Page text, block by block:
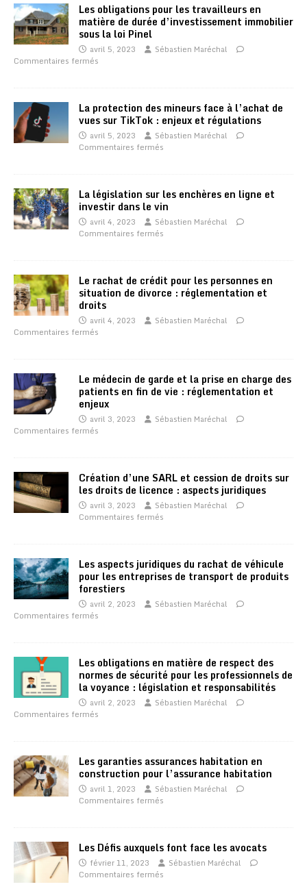
Les obligations pour les travailleurs en
matière de durée d’investissement immobilier
sous la loi Pinel
avril 5, 2023
Sébastien Maréchal
Commentaires fermés
La protection des mineurs face à l’achat de
vues sur TikTok : enjeux et régulations
avril 5, 2023
Sébastien Maréchal
Commentaires fermés
La législation sur les enchères en ligne et
investir dans le vin
avril 4, 2023
Sébastien Maréchal
Commentaires fermés
Le rachat de crédit pour les personnes en
situation de divorce : réglementation et
droits
avril 4, 2023
Sébastien Maréchal
Commentaires fermés
Le médecin de garde et la prise en charge des
patients en fin de vie : réglementation et
enjeux
avril 3, 2023
Sébastien Maréchal
Commentaires fermés
Création d’une SARL et cession de droits sur
les droits de licence : aspects juridiques
avril 3, 2023
Sébastien Maréchal
Commentaires fermés
Les aspects juridiques du rachat de véhicule
pour les entreprises de transport de produits
forestiers
avril 2, 2023
Sébastien Maréchal
Commentaires fermés
Les obligations en matière de respect des
normes de sécurité pour les professionnels de
la voyance : législation et responsabilités
avril 2, 2023
Sébastien Maréchal
Commentaires fermés
Les garanties assurances habitation en
construction pour l’assurance habitation
avril 1, 2023
Sébastien Maréchal
Commentaires fermés
Les Défis auxquels font face les avocats
février 11, 2023
Sébastien Maréchal
Commentaires fermés